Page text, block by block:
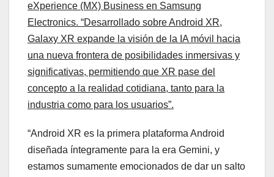
eXperience (MX) Business en Samsung
Electronics. “Desarrollado sobre Android XR,
Galaxy XR expande la visión de la IA móvil hacia
una nueva frontera de posibilidades inmersivas y
significativas, permitiendo que XR pase del
concepto a la realidad cotidiana, tanto para la
industria como para los usuarios”.
“Android XR es la primera plataforma Android
diseñada íntegramente para la era Gemini, y
estamos sumamente emocionados de dar un salto